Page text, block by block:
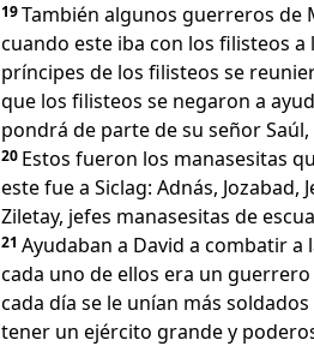
19También algunos guerreros de
cuando este iba con los filisteos
príncipes de los filisteos se
que los filisteos se negaron a
pondrá de parte de su señor
20 Estos fueron los manasesitas
este fue a Siclag: Adnás, Jozabad,
Ziletay, jefes manasesitas de
21 Ayudaban a David a combatir a
cada uno de ellos era un
cada día se le unían más
tener un ejército grande y